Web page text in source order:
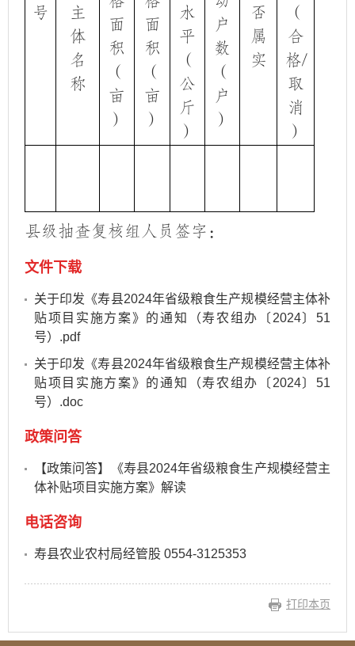
号
主
体
名
称
面
积
（
亩
）
面
积
（
亩
）
水
平
（
公
斤
）
户
数
（
户
）
否
属
实
（
合
格/
取
消
）
县级抽查复核组人员签字：
文件下载
关于印发《寿县2024年省级粮食生产规模经营主体补
贴项目实施方案》的通知（寿农组办〔2024〕51
号）.pdf
关于印发《寿县2024年省级粮食生产规模经营主体补
贴项目实施方案》的通知（寿农组办〔2024〕51
号）.doc
政策问答
【政策问答】《寿县2024年省级粮食生产规模经营主
体补贴项目实施方案》解读
电话咨询
寿县农业农村局经管股 0554-3125353
打印本页